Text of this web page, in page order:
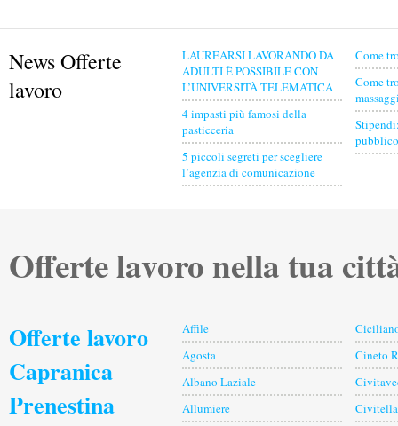
News Offerte
lavoro
LAUREARSI LAVORANDO DA
ADULTI È POSSIBILE CON
L’UNIVERSITÀ TELEMATICA
4 impasti più famosi della
pasticceria
5 piccoli segreti per scegliere
l’agenzia di comunicazione
Come
Come
Offerte lavoro nella tua
Offerte lavoro
Capranica
Prenestina
Affile
Agosta
Albano Laziale
Allumiere
Cineto
Civitella